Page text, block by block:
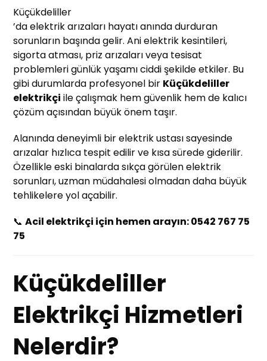
Küçükdeliller
’da elektrik arızaları hayatı anında durduran
sorunların başında gelir. Ani elektrik kesintileri,
sigorta atması, priz arızaları veya tesisat
problemleri günlük yaşamı ciddi şekilde etkiler. Bu
gibi durumlarda profesyonel bir Küçükdeliller
elektrikçi ile çalışmak hem güvenlik hem de kalıcı
çözüm açısından büyük önem taşır.
Alanında deneyimli bir elektrik ustası sayesinde
arızalar hızlıca tespit edilir ve kısa sürede giderilir.
Özellikle eski binalarda sıkça görülen elektrik
sorunları, uzman müdahalesi olmadan daha büyük
tehlikelere yol açabilir.
📞Acil elektrikçi için hemen arayın: 0542 767 75
75
Küçükdeliller
Elektrikçi Hizmetleri
Nelerdir?